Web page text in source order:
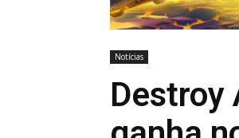
Notícias
Destroy